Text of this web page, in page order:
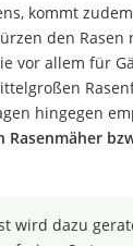
kommt
den Rasen
vor allem für
hingegen
Rasenmäher
wird dazu